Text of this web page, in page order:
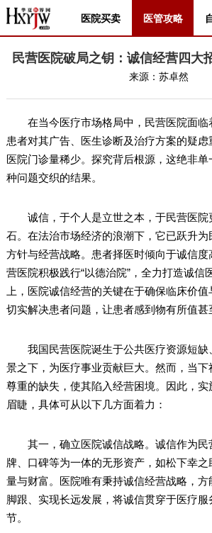
医院买卖 医管攻略
民营医院破局之钥：诚信经营四大
来源： 苏卓然
在当今医疗市场格局中，民营医院面临
患者对其广告、医生诊断及治疗方案的疑
医院门诊量稀少。探究背后根源，这绝非
种问题交织的结果。
诚信，于个人是立世之本，于民营医院
石。在法治市场经济的浪潮下，它已跃升
方针与经营战略。患者择医时倾向于诚信
营医院积极践行“以德治院”，全力打造诚信
上，医院诚信经营的关键在于确保临床价值
切实解决患者问题，让患者感到物有所值甚
我国民营医院诞生于公共医疗资源短缺
景之下，为医疗事业贡献巨大。然而，当
尊重的缺失，使其陷入经营困境。因此，
眉睫，具体可从以下几方面着力：
其一，确立医院诚信战略。诚信作为民
牌、口碑等为一体的无形资产，如松下幸之
量与财富。医院唯有秉持诚信经营战略，
脚跟、实现长远发展，将诚信贯穿于医疗
节。